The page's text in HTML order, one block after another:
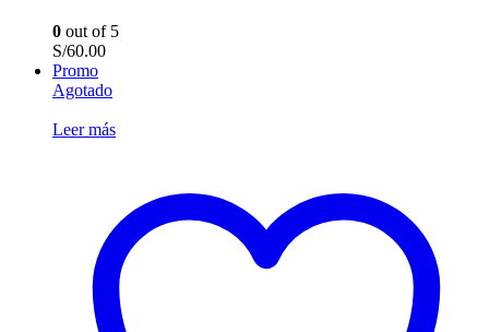
0 out of 5
S/60.00
Promo
Agotado
Leer más